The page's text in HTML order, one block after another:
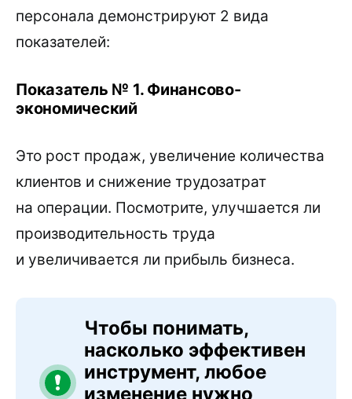
персонала демонстрируют 2 вида
показателей:
Показатель № 1. Финансово-
экономический
Это рост продаж, увеличение количества
клиентов и снижение трудозатрат
на операции. Посмотрите, улучшается ли
производительность труда
и увеличивается ли прибыль бизнеса.
Чтобы понимать,
насколько эффективен
инструмент, любое
изменение нужно